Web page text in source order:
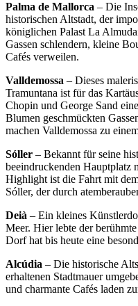
Palma de Mallorca – Die
historischen Altstadt, der
königlichen Palast La
Gassen schlendern, kleine
Cafés verweilen.
Valldemossa – Dieses
Tramuntana ist für das
Chopin und George Sand
Blumen geschmückten
machen Valldemossa zu
Sóller – Bekannt für seine
beeindruckenden Hauptplatz
Highlight ist die Fahrt mit
Sóller, der durch
Deià – Ein kleines
Meer. Hier lebte der
Dorf hat bis heute eine
Alcúdia – Die historische
erhaltenen Stadtmauer
und charmante Cafés laden